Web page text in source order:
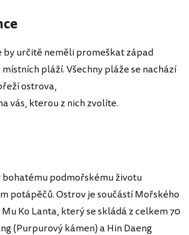
by určitě neměli promeškat západ
pláží. Všechny pláže se nachází
ostrova,
vás, kterou z nich zvolíte.
bohatému podmořskému životu
potápěčů. Ostrov je součástí Mořského
Ko Lanta, který se skládá z celkem 70
(Purpurový kámen) a Hin Daeng